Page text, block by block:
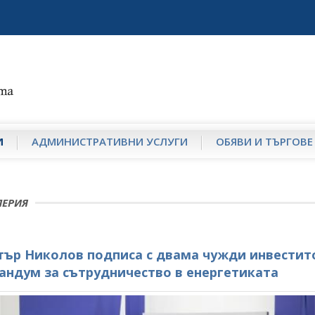
АДМИНИСТРАТИВНИ УСЛУГИ ОБЯВИ И ТЪРГОВЕ
Николов подписа с двама чужди
за сътрудничество в енергетиката